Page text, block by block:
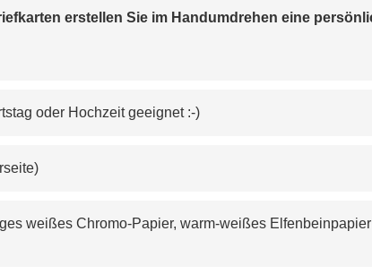
erstellen Sie im Handumdrehen eine
oder Hochzeit geeignet :-)
weißes Chromo-Papier, warm-weißes